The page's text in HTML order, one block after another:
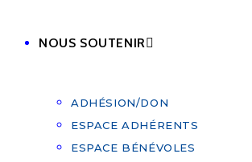
NOUS SOUTENIR
ADHÉSION/DON
ESPACE ADHÉRENTS
ESPACE BÉNÉVOLES